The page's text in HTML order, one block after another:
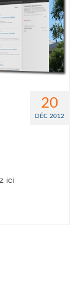
20
DÉC 2012
ici